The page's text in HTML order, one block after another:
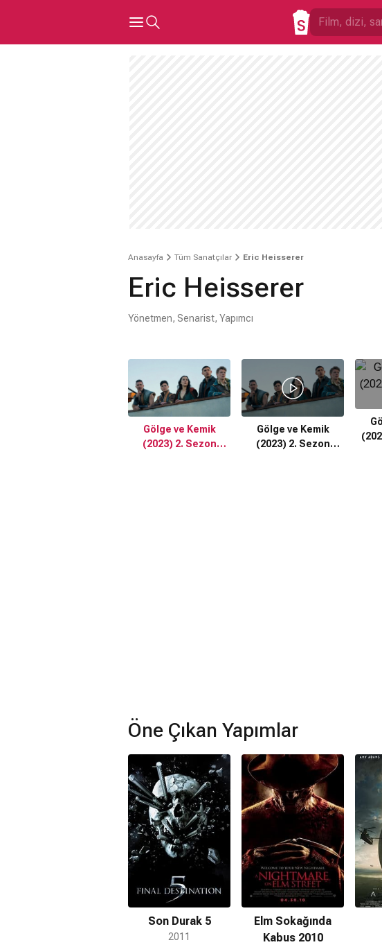
Anasayfa Tüm Sanatçılar Eric Heisserer
Eric Heisserer
Yönetmen, Senarist, Yapımcı
Gölge ve Kemik
(2023) 2. Sezon
Gölge ve Kemik
(2023) 2. Sezon
Öne Çıkan Yapımlar
Son Durak 5
2011
Elm Sokağında
Kabus 2010